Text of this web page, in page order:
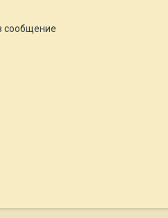
сообщение